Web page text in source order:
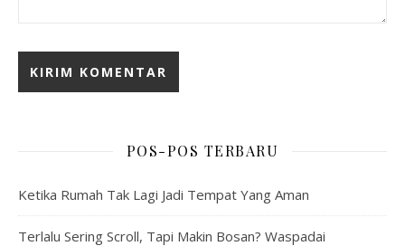
POS-POS TERBARU
Ketika Rumah Tak Lagi Jadi Tempat Yang Aman
Terlalu Sering Scroll, Tapi Makin Bosan? Waspadai